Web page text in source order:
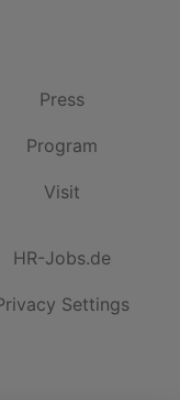
Press
Program
Visit
HR-Jobs.de
Settings